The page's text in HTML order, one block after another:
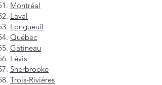
Montréal
Laval
Longueuil
Québec
Gatineau
Lévis
Sherbrooke
Trois-Rivières